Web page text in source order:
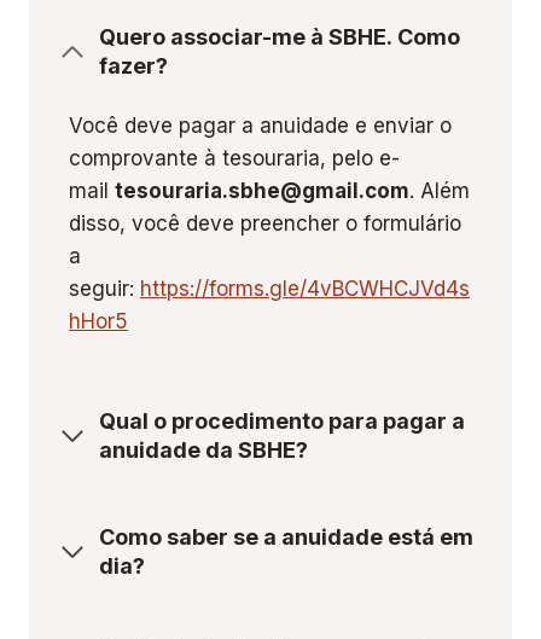
Quero associar-me à SBHE. Como
fazer?
Você deve pagar a anuidade e enviar o
comprovante à tesouraria, pelo e-
mail tesouraria.sbhe@gmail.com. Além
disso, você deve preencher o formulário
a
seguir: https://forms.gle/4vBCWHCJVd4s
hHor5
Qual o procedimento para pagar a
anuidade da SBHE?
Como saber se a anuidade está em
dia?